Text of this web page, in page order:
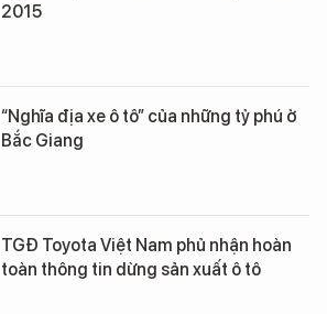
2015
“Nghĩa địa xe ô tô” của những tỷ phú ở
Bắc Giang
TGĐ Toyota Việt Nam phủ nhận hoàn
toàn thông tin dừng sản xuất ô tô